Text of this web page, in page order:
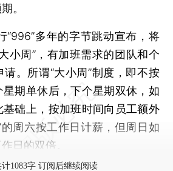
。
多年的字节跳动宣布，将
小周”，有加班需求的团队和个
请。所谓“大小周”制度，即不按
期单休后，下个星期双休，如
础上，按加班时间向员工额外
的周六按工作日计薪，但周日如
日的双倍。
1083字 订阅后继续阅读